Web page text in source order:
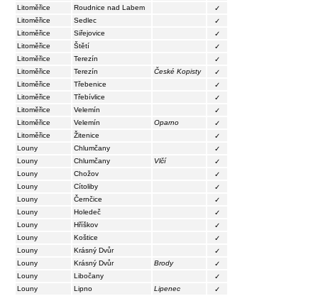
Litoměřice
Roudnice nad Labem
✓
Litoměřice
Sedlec
✓
Litoměřice
Siřejovice
✓
Litoměřice
Štětí
✓
Litoměřice
Terezín
✓
Litoměřice
Terezín České Kopisty
✓
Litoměřice
Třebenice
✓
Litoměřice
Třebívlice
✓
Litoměřice
Velemín
✓
Litoměřice
Velemín Oparno
✓
Litoměřice
Žitenice
✓
Louny
Chlumčany
✓
Louny
Chlumčany Vlčí
✓
Louny
Chožov
✓
Louny
Cítoliby
✓
Louny
Černčice
✓
Louny
Holedeč
✓
Louny
Hříškov
✓
Louny
Koštice
✓
Louny
Krásný Dvůr
✓
Louny
Krásný Dvůr Brody
✓
Louny
Libočany
✓
Louny
Lipno Lipenec
✓